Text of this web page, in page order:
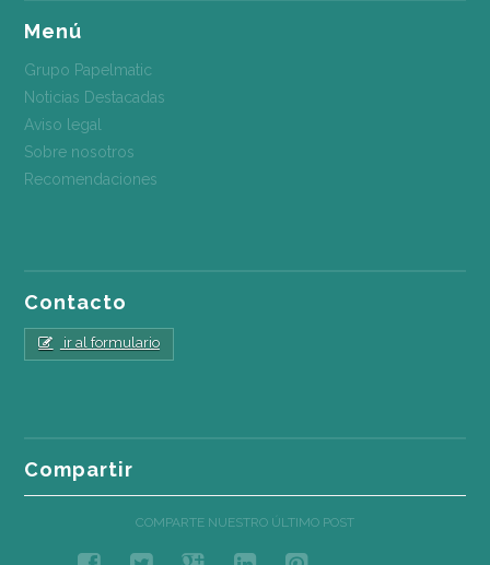
Menú
Grupo Papelmatic
Noticias Destacadas
Aviso legal
Sobre nosotros
Recomendaciones
Contacto
ir al formulario
Compartir
COMPARTE NUESTRO ÚLTIMO POST